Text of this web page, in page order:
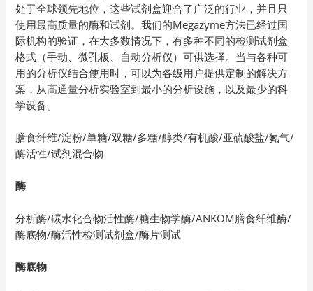
处于全球领先地位，这些试剂盒迎合了广泛的行业，并且只
使用最高质量的酶和试剂。我们的Megazyme方法已经过国
际机构的验证，在大多数情况下，有多种不同的检测试剂盒
格式（手动、微孔板、自动分析仪）可供选择。当与各种可
用的分析仪结合使用时，可以为各级用户提供定制的解决方
案，从高通量分析实验室到最小的分析设施，以及最少的科
学设备。
膳食纤维/淀粉/单糖/双糖/多糖/醇类/有机酸/亚硫酸盐/氮气/
酶活性/试剂混合物
酶
分析酶/碳水化合物活性酶/糖生物学酶/ANKOM膳食纤维酶/
酶底物/酶活性检测试剂盒/酶片测试
酶底物